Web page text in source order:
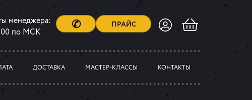
менеджера:
по МСК
✆ ПРАЙС
ДОСТАВКА МАСТЕР-КЛАССЫ КОНТАКТЫ